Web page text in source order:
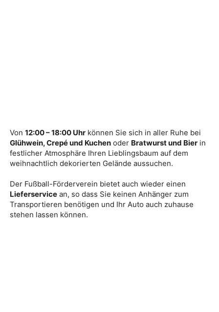
Von 12:00 – 18:00 Uhr können Sie sich in aller Ruhe bei
Glühwein, Crepé und Kuchen oder Bratwurst und Bier in
festlicher Atmosphäre Ihren Lieblingsbaum auf dem
weihnachtlich dekorierten Gelände aussuchen.
Der Fußball-Förderverein bietet auch wieder einen
Lieferservice an, so dass Sie keinen Anhänger zum
Transportieren benötigen und Ihr Auto auch zuhause
stehen lassen können.